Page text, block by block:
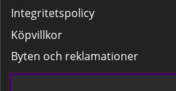
Integritetspolicy
Köpvillkor
Byten och reklamationer
Leverans